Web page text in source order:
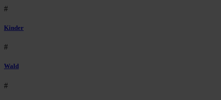
#
Kinder
#
Wald
#